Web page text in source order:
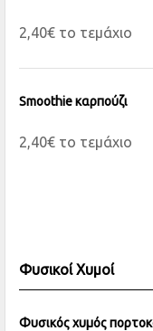
2,40€ το τεμάχιο
Smoothie καρπούζι
2,40€ το τεμάχιο
Φυσικοί Χυμοί
Φυσικός χυμός